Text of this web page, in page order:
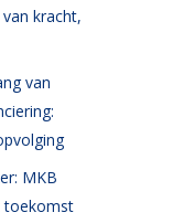
kracht,
van
MKB
toekomst